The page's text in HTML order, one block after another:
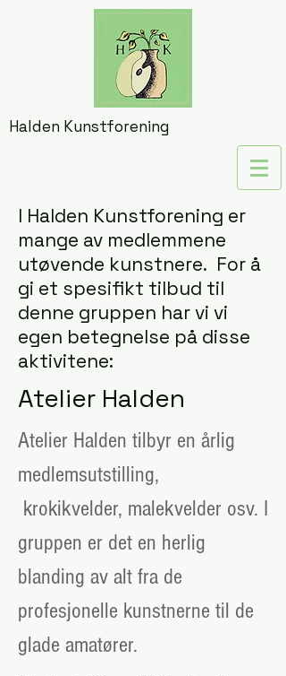
Halden Kunstforening
I Halden Kunstforening er
mange av medlemmene
utøvende kunstnere. For å
gi et spesifikt tilbud til
denne gruppen har vi vi
egen betegnelse på disse
aktivitene:
Atelier Halden
Atelier Halden tilbyr en årlig
medlemsutstilling,
krokikvelder, malekvelder osv. I
gruppen er det en herlig
blanding av alt fra de
profesjonelle kunstnerne til de
glade amatører.